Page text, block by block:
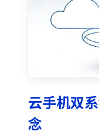
云手机双
念